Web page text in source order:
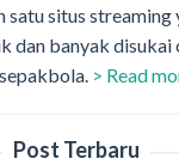
satu situs
dan banyak disukai
> Read
Post Terbaru